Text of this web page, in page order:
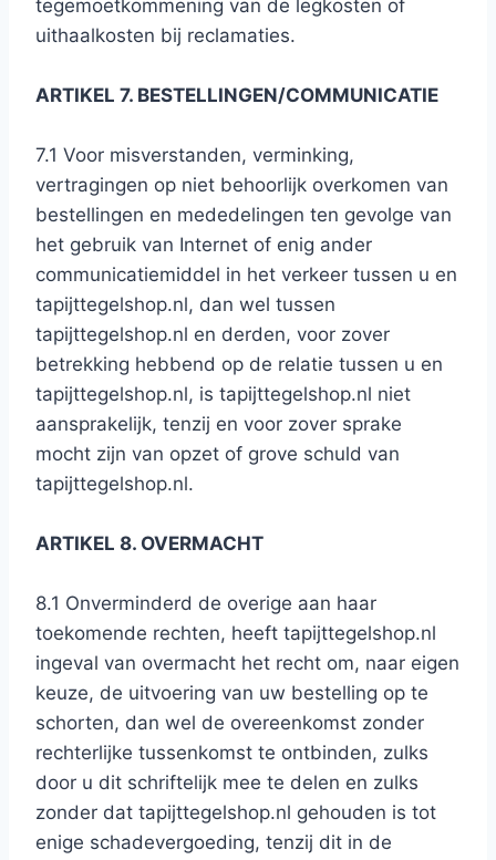
tegemoetkommening van de legkosten of
uithaalkosten bij reclamaties.
ARTIKEL 7. BESTELLINGEN/COMMUNICATIE
7.1 Voor misverstanden, verminking,
vertragingen op niet behoorlijk overkomen van
bestellingen en mededelingen ten gevolge van
het gebruik van Internet of enig ander
communicatiemiddel in het verkeer tussen u en
tapijttegelshop.nl, dan wel tussen
tapijttegelshop.nl en derden, voor zover
betrekking hebbend op de relatie tussen u en
tapijttegelshop.nl, is tapijttegelshop.nl niet
aansprakelijk, tenzij en voor zover sprake
mocht zijn van opzet of grove schuld van
tapijttegelshop.nl.
ARTIKEL 8. OVERMACHT
8.1 Onverminderd de overige aan haar
toekomende rechten, heeft tapijttegelshop.nl
ingeval van overmacht het recht om, naar eigen
keuze, de uitvoering van uw bestelling op te
schorten, dan wel de overeenkomst zonder
rechterlijke tussenkomst te ontbinden, zulks
door u dit schriftelijk mee te delen en zulks
zonder dat tapijttegelshop.nl gehouden is tot
enige schadevergoeding, tenzij dit in de